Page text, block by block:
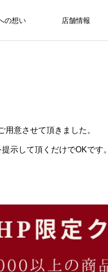
の想い 店舗情報
意させて頂きました。
示して頂くだけでOKです。